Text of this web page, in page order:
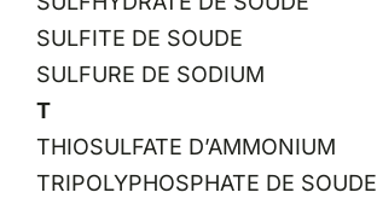
SULFITE DE SOUDE
SULFURE DE SODIUM
T
THIOSULFATE D’AMMONIUM
TRIPOLYPHOSPHATE DE SOUDE